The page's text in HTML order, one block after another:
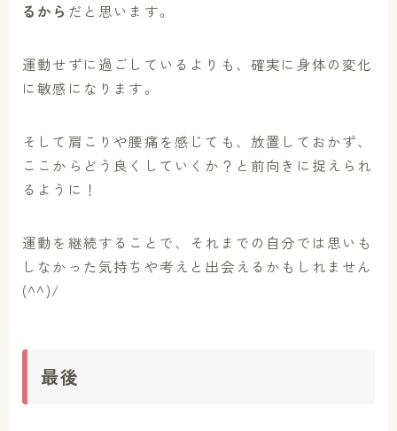
るから だと思います。
運動せずに過ごしているよりも、確実に身体の変化
に敏感になります。
そして肩こりや腰痛を感じても、放置しておかず、
ここからどう良くしていくか？と前向きに捉えられ
るように！
運動を継続することで、それまでの自分では思いも
しなかった気持ちや考えと出会えるかもしれません
(^^)/
最後